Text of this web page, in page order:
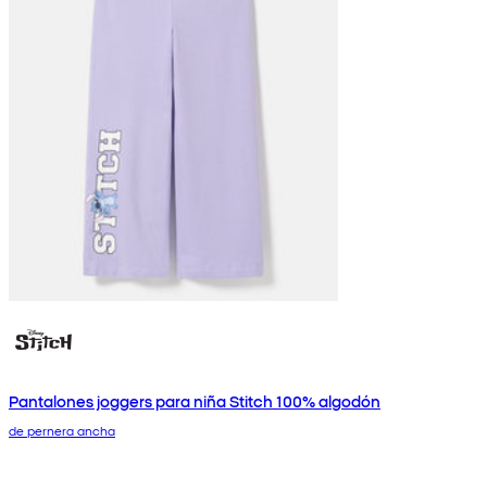
Pantalones joggers para niña Stitch 100% algodón
de pernera ancha